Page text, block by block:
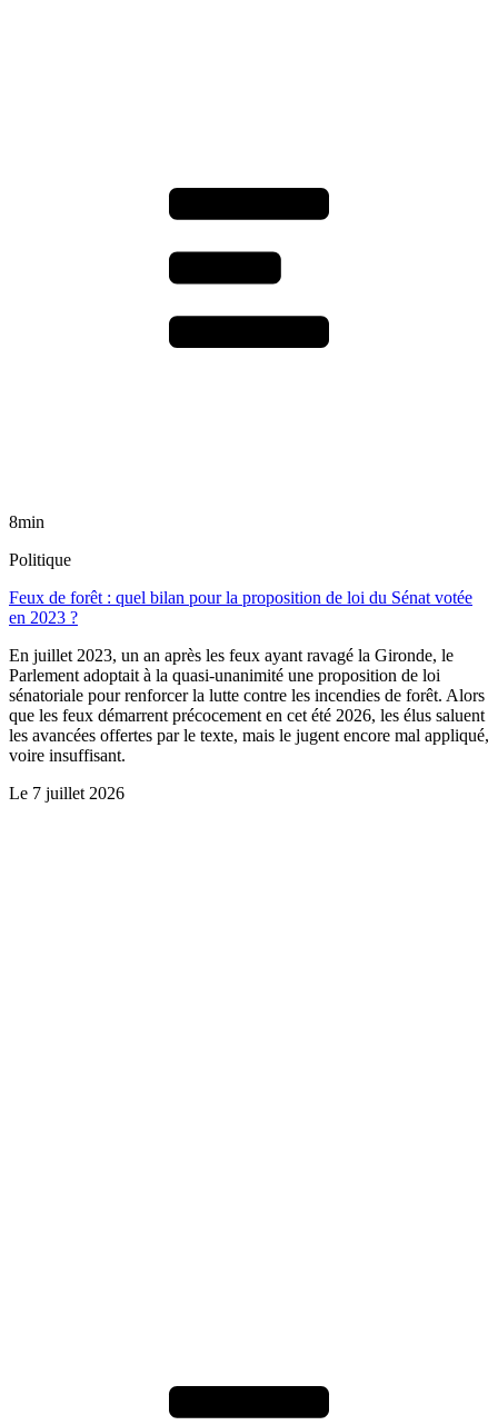
8min
Politique
Feux de forêt : quel bilan pour la proposition de loi du Sénat votée
en 2023 ?
En juillet 2023, un an après les feux ayant ravagé la Gironde, le
Parlement adoptait à la quasi-unanimité une proposition de loi
sénatoriale pour renforcer la lutte contre les incendies de forêt. Alors
que les feux démarrent précocement en cet été 2026, les élus saluent
les avancées offertes par le texte, mais le jugent encore mal appliqué,
voire insuffisant.
Le 7 juillet 2026